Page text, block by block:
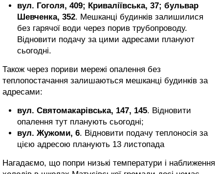
вул. Гоголя, 409; Криваліївська, 37; бульвар
Шевченка, 352. Мешканці будинків залишилися
без гарячої води через порив трубопроводу.
Відновити подачу за цими адресами плануют
сьогодні.
Також через пориви мережі опалення без
теплопостачання залишаються мешканці будинків за
адресами:
вул. Святомакарівська, 147, 145. Відновити
опалення тут планують сьогодні;
вул. Жужоми, 6. Відновити подачу теплоносія за
цією адресою планують 13 листопада
Нагадаємо, що попри низькі температури і наближення